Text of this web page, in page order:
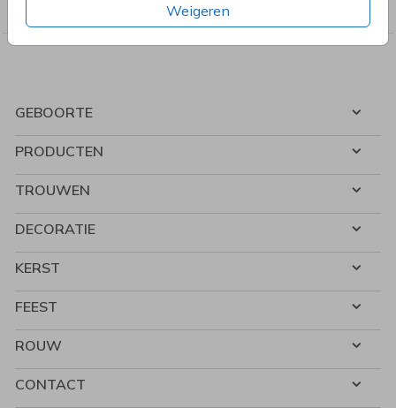
Weigeren
kerstdiner, pensioen, save the dat, tuinfeest, BBQ of verjaardag.
GEBOORTE
PRODUCTEN
TROUWEN
DECORATIE
KERST
FEEST
ROUW
CONTACT